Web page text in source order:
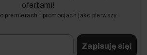
ofertami!
premierach i promocjach jako pierwszy.
Zapisuję się!